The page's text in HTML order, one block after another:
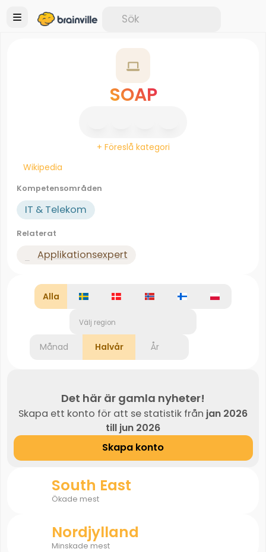
SOAP
+ Föreslå kategori
Wikipedia
Kompetensområden
IT & Telekom
Relaterat
Applikationsexpert
Alla
Välj region
Månad Halvår År
Det här är gamla nyheter!
Skapa ett konto för att se statistik från jan 2026
till jun 2026
Skapa konto
South East
Ökade mest
Nordjylland
Minskade mest